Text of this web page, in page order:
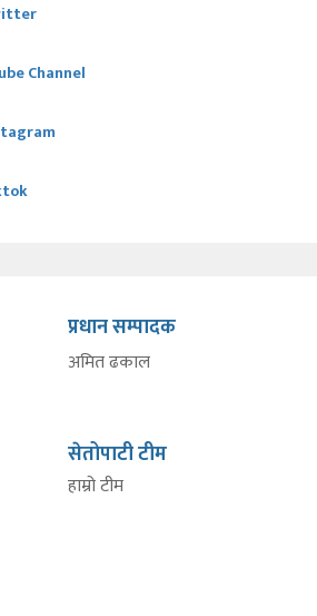
Channel
प्रधान सम्पादक
अमित ढकाल
सेतोपाटी टीम
हाम्रो टीम